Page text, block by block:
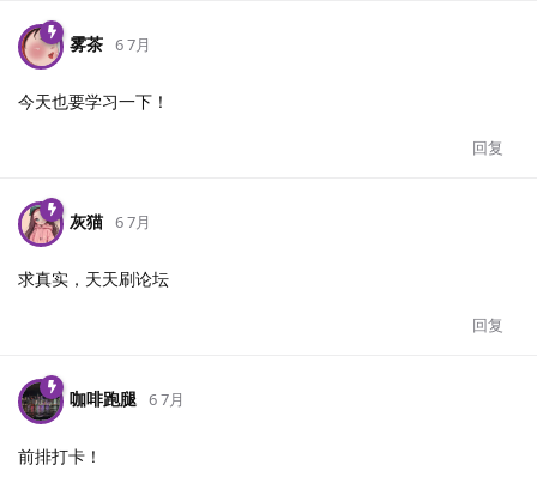
雾茶 6 7月
今天也要学习一下！
回复
灰猫 6 7月
求真实，天天刷论坛
回复
咖啡跑腿 6 7月
前排打卡！